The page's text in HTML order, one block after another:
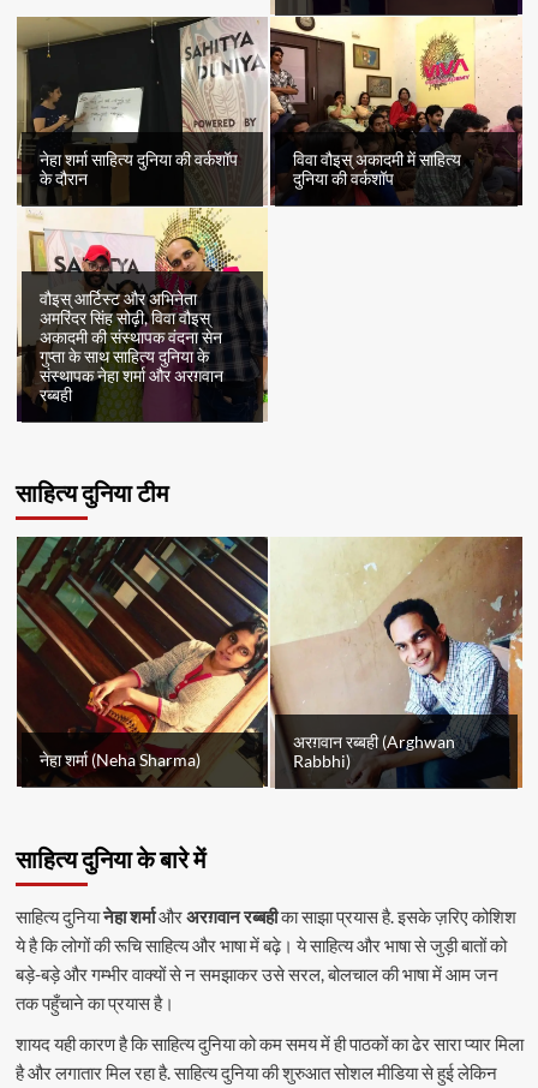
नेहा शर्मा साहित्य दुनिया की वर्कशॉप
के दौरान
विवा वौइस् अकादमी में साहित्य
दुनिया की वर्कशॉप
वौइस् आर्टिस्ट और अभिनेता
अमरिंदर सिंह सोढ़ी, विवा वौइस्
अकादमी की संस्थापक वंदना सेन
गुप्ता के साथ साहित्य दुनिया के
संस्थापक नेहा शर्मा और अरग़वान
रब्बही
साहित्य दुनिया टीम
नेहा शर्मा (Neha Sharma)
अरग़वान रब्बही (Arghwan
Rabbhi)
साहित्य दुनिया के बारे में
साहित्य दुनियानेहा शर्माऔरअरग़वान रब्बहीका साझा प्रयास है. इसके ज़रिए कोशिश
ये है कि लोगों की रूचि साहित्य और भाषा में बढ़े। ये साहित्य और भाषा से जुड़ी बातों को
बड़े-बड़े और गम्भीर वाक्यों से न समझाकर उसे सरल, बोलचाल की भाषा में आम जन
तक पहुँचाने का प्रयास है।
शायद यही कारण है कि साहित्य दुनिया को कम समय में ही पाठकों का ढेर सारा प्यार मिला
है और लगातार मिल रहा है. साहित्य दुनिया की शुरुआत सोशल मीडिया से हुई लेकिन